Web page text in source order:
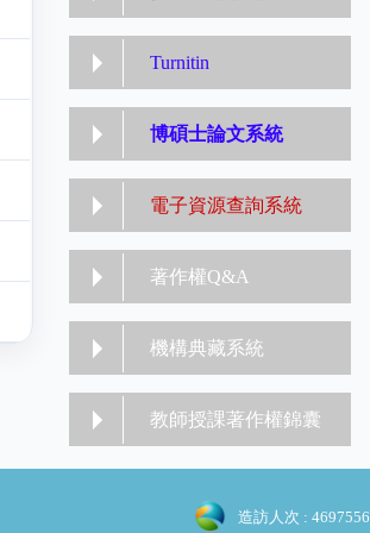
Turnitin
博碩士論文系統
電子資源查詢系統
著作權Q&A
機構典藏系統
教師授課著作權錦囊
造訪人次 : 4697556